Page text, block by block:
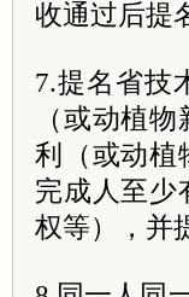
收通过后提
7.提名省技
（或动植
利（或动植
完成人至少
权等），并